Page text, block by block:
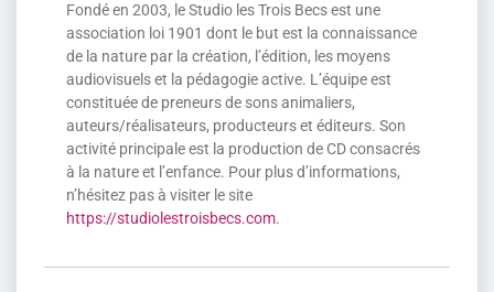
Fondé en 2003, le Studio les Trois Becs est une
association loi 1901 dont le but est la connaissance
de la nature par la création, l’édition, les moyens
audiovisuels et la pédagogie active. L’équipe est
constituée de preneurs de sons animaliers,
auteurs/réalisateurs, producteurs et éditeurs. Son
activité principale est la production de CD consacrés
à la nature et l’enfance. Pour plus d’informations,
n’hésitez pas à visiter le site
https://studiolestroisbecs.com.